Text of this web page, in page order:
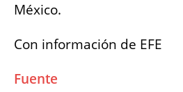
México.
Con información de EFE
Fuente